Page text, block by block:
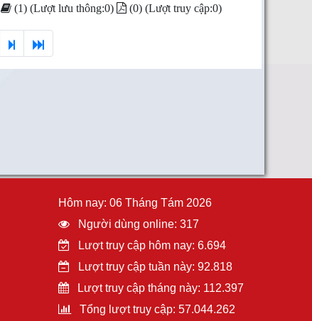
(1) (Lượt lưu thông:0) (0) (Lượt truy cập:0)
Hôm nay: 06 Tháng Tám 2026
Người dùng online: 317
Lượt truy cập hôm nay: 6.694
Lượt truy cập tuần này: 92.818
Lượt truy cập tháng này: 112.397
Tổng lượt truy cập: 57.044.262